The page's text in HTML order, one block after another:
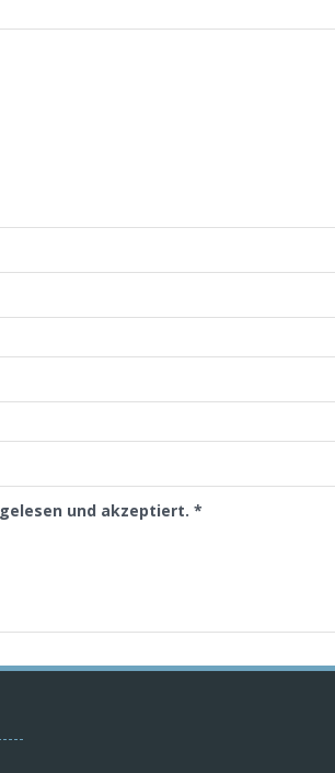
gelesen und akzeptiert. *